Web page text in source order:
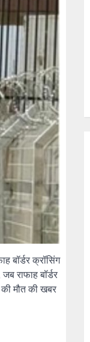
बॉर्डर क्रॉसिंग
राफाह बॉर्डर
मौत की खबर